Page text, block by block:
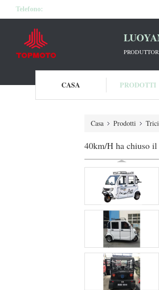
Telefono:
CASA PRODOTTI
Casa Prodotti
40km/H ha chiuso